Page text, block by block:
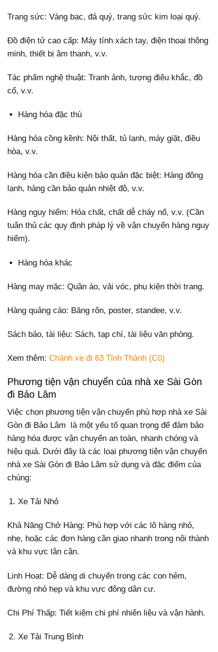
Trang sức: Vàng bạc, đá quý, trang sức kim loại quý.
Đồ điện tử cao cấp: Máy tính xách tay, điện thoại thông
minh, thiết bị âm thanh, v.v.
Tác phẩm nghệ thuật: Tranh ảnh, tượng điêu khắc, đồ
cổ, v.v.
Hàng hóa đặc thù
Hàng hóa cồng kềnh: Nội thất, tủ lạnh, máy giặt, điều
hòa, v.v.
Hàng hóa cần điều kiện bảo quản đặc biệt: Hàng đông
lạnh, hàng cần bảo quản nhiệt độ, v.v.
Hàng nguy hiểm: Hóa chất, chất dễ cháy nổ, v.v. (Cần
tuân thủ các quy định pháp lý về vận chuyển hàng nguy
hiểm).
Hàng hóa khác
Hàng may mặc: Quần áo, vải vóc, phụ kiện thời trang.
Hàng quảng cáo: Băng rôn, poster, standee, v.v.
Sách báo, tài liệu: Sách, tạp chí, tài liệu văn phòng.
Xem thêm: Chành xe đi 63 Tỉnh Thành (Cũ)
Phương tiện vận chuyển của nhà xe Sài Gòn
đi Bảo Lâm
Việc chọn phương tiện vận chuyển phù hợp nhà xe Sài
Gòn đi Bảo Lâm là một yếu tố quan trọng để đảm bảo
hàng hóa được vận chuyển an toàn, nhanh chóng và
hiệu quả. Dưới đây là các loại phương tiện vận chuyển
nhà xe Sài Gòn đi Bảo Lâm sử dụng và đặc điểm của
chúng:
Xe Tải Nhỏ
Khả Năng Chở Hàng: Phù hợp với các lô hàng nhỏ,
nhẹ, hoặc các đơn hàng cần giao nhanh trong nội thành
và khu vực lân cận.
Linh Hoạt: Dễ dàng di chuyển trong các con hẻm,
đường nhỏ hẹp và khu vực đông dân cư.
Chi Phí Thấp: Tiết kiệm chi phí nhiên liệu và vận hành.
Xe Tải Trung Bình